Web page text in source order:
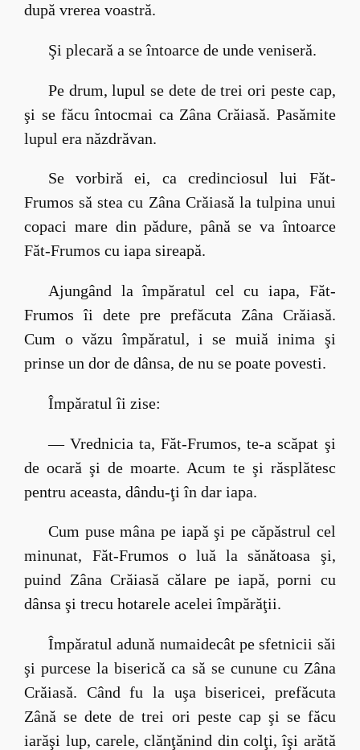
după vrerea voastră.
Şi plecară a se întoarce de unde veniseră.
Pe drum, lupul se dete de trei ori peste cap,
şi se făcu întocmai ca Zâna Crăiasă. Pasămite
lupul era năzdrăvan.
Se vorbiră ei, ca credinciosul lui Făt-
Frumos să stea cu Zâna Crăiasă la tulpina unui
copaci mare din pădure, până se va întoarce
Făt-Frumos cu iapa sireapă.
Ajungând la împăratul cel cu iapa, Făt-
Frumos îi dete pre prefăcuta Zâna Crăiasă.
Cum o văzu împăratul, i se muiă inima şi
prinse un dor de dânsa, de nu se poate povesti.
Împăratul îi zise:
— Vrednicia ta, Făt-Frumos, te-a scăpat şi
de ocară şi de moarte. Acum te şi răsplătesc
pentru aceasta, dându-ţi în dar iapa.
Cum puse mâna pe iapă şi pe căpăstrul cel
minunat, Făt-Frumos o luă la sănătoasa şi,
puind Zâna Crăiasă călare pe iapă, porni cu
dânsa şi trecu hotarele acelei împărăţii.
Împăratul adună numaidecât pe sfetnicii săi
şi purcese la biserică ca să se cunune cu Zâna
Crăiasă. Când fu la uşa bisericei, prefăcuta
Zână se dete de trei ori peste cap şi se făcu
iarăşi lup, carele, clănţănind din colţi, îşi arătă